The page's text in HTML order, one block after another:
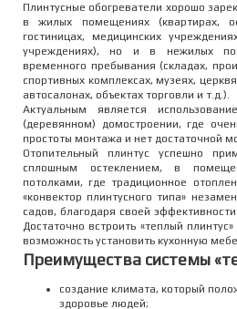
Плинтусные обогреватели хорошо
в жилых помещениях (квартирах,
гостиницах, медицинских
учреждениях), но и в нежилых
временного пребывания (складах,
спортивных комплексах, музеях,
автосалонах, объектах торговли и т.д.).
Актуальным является
(деревянном) домостроении, где
простоты монтажа и нет достаточной
Отопительный плинтус успешно
сплошным остеклением, в
потолками, где традиционное
«конвектор плинтусного типа»
садов, благодаря своей
Достаточно встроить «теплый
возможность установить кухонную
Преимущества системы
создание климата, который
здоровье людей;